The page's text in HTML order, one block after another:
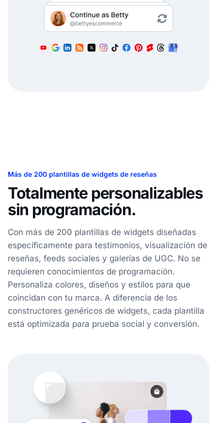
Más de 200 plantillas de widgets de reseñas
Totalmente personalizables
sin programación.
Con más de 200 plantillas de widgets diseñadas
específicamente para testimonios, visualización de
reseñas, feeds sociales y galerías de UGC. No se
requieren conocimientos de programación.
Personaliza colores, diseños y estilos para que
coincidan con tu marca. A diferencia de los
constructores genéricos de widgets, cada plantilla
está optimizada para prueba social y conversión.